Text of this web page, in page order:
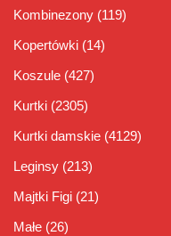
Kombinezony (119)
Kopertówki (14)
Koszule (427)
Kurtki (2305)
Kurtki damskie (4129)
Leginsy (213)
Majtki Figi (21)
Małe (26)